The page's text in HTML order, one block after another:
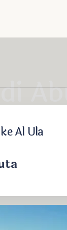
Al Ula